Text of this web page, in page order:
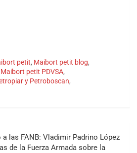
petit, Maibort petit blog,
Maibort petit PDVSA,
y Petroboscan,
a las FANB: Vladimir Padrino López
de la Fuerza Armada sobre la